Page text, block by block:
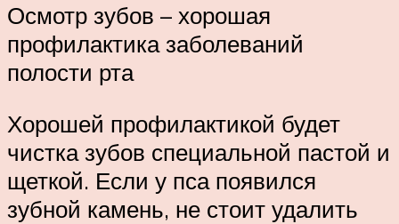
Осмотр зубов – хорошая
профилактика заболеваний
полости рта
Хорошей профилактикой будет
чистка зубов специальной пастой и
щеткой. Если у пса появился
зубной камень, не стоит удалить